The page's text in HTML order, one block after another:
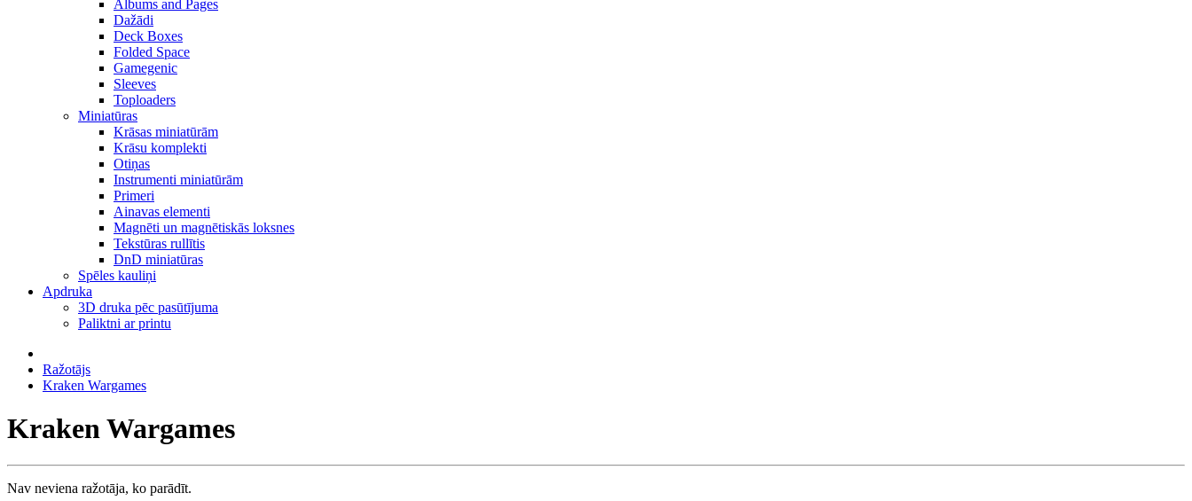
Albums and Pages
Dažādi
Deck Boxes
Folded Space
Gamegenic
Sleeves
Toploaders
Miniatūras
Krāsas miniatūrām
Krāsu komplekti
Otiņas
Instrumenti miniatūrām
Primeri
Ainavas elementi
Magnēti un magnētiskās loksnes
Tekstūras rullītis
DnD miniatūras
Spēles kauliņi
Apdruka
3D druka pēc pasūtījuma
Paliktni ar printu
Ražotājs
Kraken Wargames
Kraken Wargames
Nav neviena ražotāja, ko parādīt.